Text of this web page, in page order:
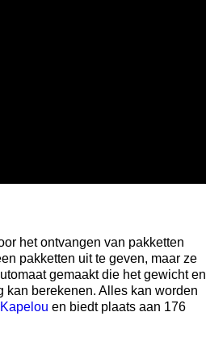
het ontvangen van pakketten
pakketten uit te geven, maar ze
gemaakt die het gewicht en
kan berekenen. Alles kan worden
Kapelou en biedt plaats aan 176